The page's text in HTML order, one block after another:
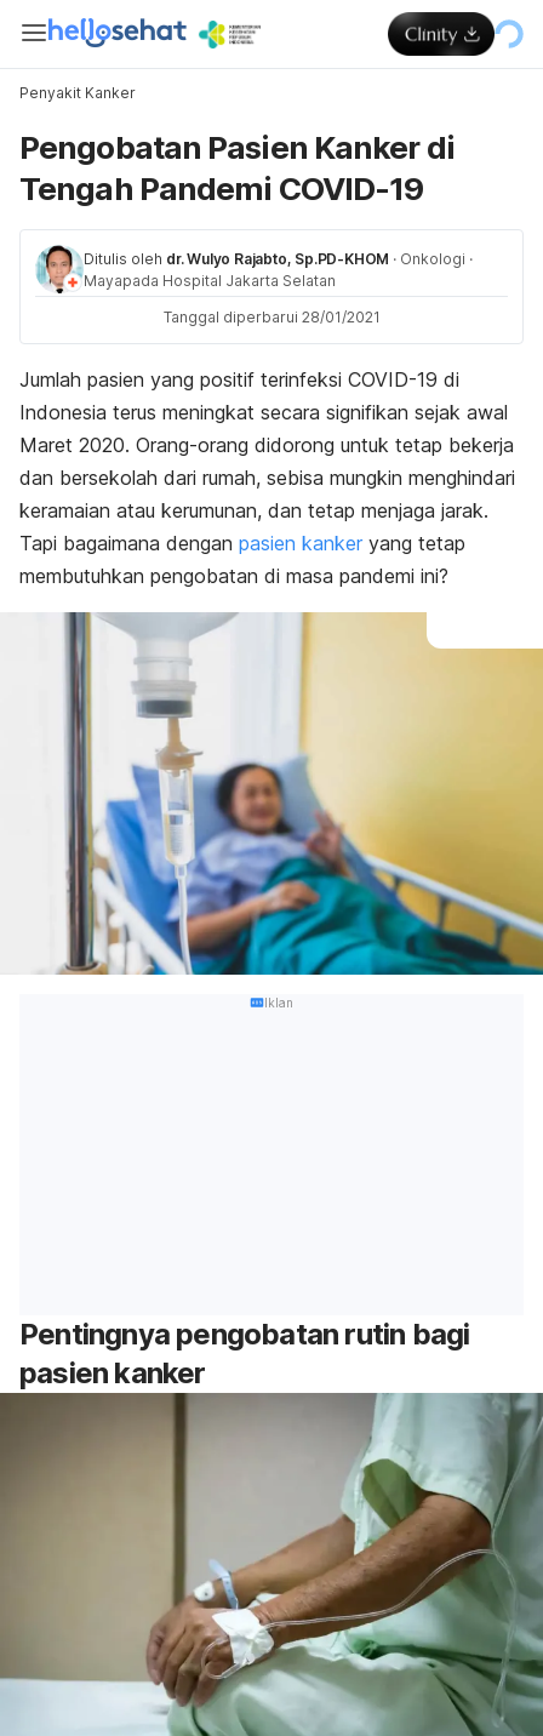
Penyakit Kanker
Pengobatan Pasien Kanker di
Tengah Pandemi COVID-19
Ditulis oleh dr. Wulyo Rajabto, Sp.PD-KHOM · Onkologi ·
Mayapada Hospital Jakarta Selatan
Tanggal diperbarui 28/01/2021
Jumlah pasien yang positif terinfeksi COVID-19 di
Indonesia terus meningkat secara signifikan sejak awal
Maret 2020. Orang-orang didorong untuk tetap bekerja
dan bersekolah dari rumah, sebisa mungkin menghindari
keramaian atau kerumunan, dan tetap menjaga jarak.
Tapi bagaimana dengan pasien kanker yang tetap
membutuhkan pengobatan di masa pandemi ini?
Iklan
Pentingnya pengobatan rutin bagi
pasien kanker